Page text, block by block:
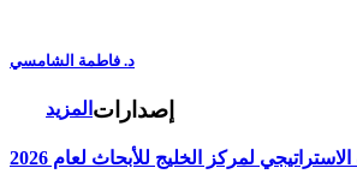
د. فاطمة الشامسي
المزيد إصدارات
لمركز الخليج للأبحاث لعام 2026